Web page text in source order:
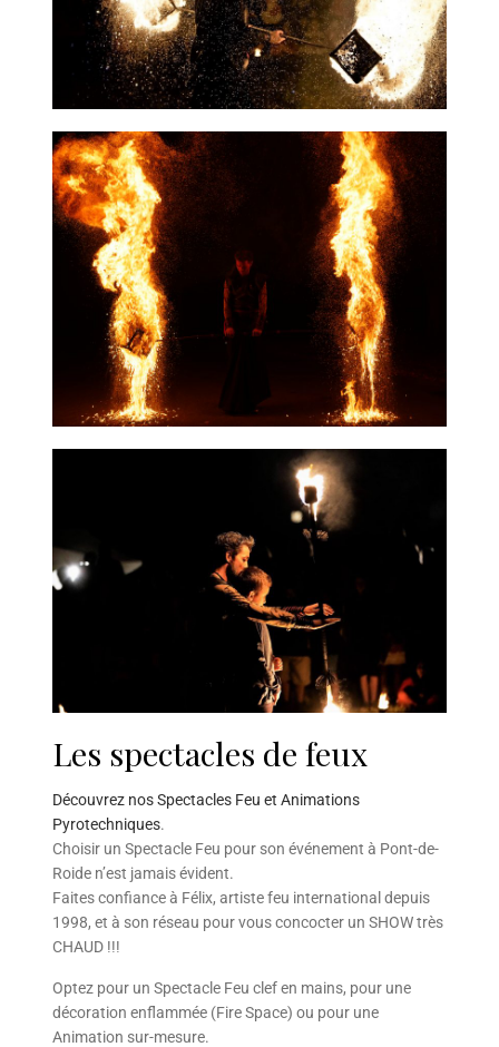
Les spectacles de feux
Découvrez nos Spectacles Feu et Animations
Pyrotechniques.
Choisir un Spectacle Feu pour son événement à Pont-de-
Roide n’est jamais évident.
Faites confiance à Félix, artiste feu international depuis
1998, et à son réseau pour vous concocter un SHOW très
CHAUD !!!
Optez pour un Spectacle Feu clef en mains, pour une
décoration enflammée (Fire Space) ou pour une
Animation sur-mesure.